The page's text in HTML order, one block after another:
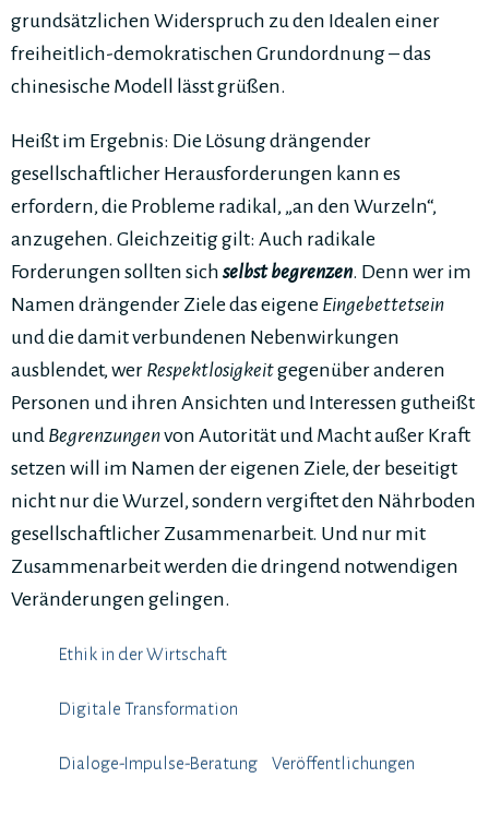
grundsätzlichen Widerspruch zu den Idealen einer
freiheitlich-demokratischen Grundordnung – das
chinesische Modell lässt grüßen.
Heißt im Ergebnis: Die Lösung drängender
gesellschaftlicher Herausforderungen kann es
erfordern, die Probleme radikal, „an den Wurzeln“,
anzugehen. Gleichzeitig gilt: Auch radikale
Forderungen sollten sich selbst begrenzen. Denn wer im
Namen drängender Ziele das eigene Eingebettetsein
und die damit verbundenen Nebenwirkungen
ausblendet, wer Respektlosigkeitgegenüber anderen
Personen und ihren Ansichten und Interessen gutheißt
und Begrenzungenvon Autorität und Macht außer Kraft
setzen will im Namen der eigenen Ziele, der beseitigt
nicht nur die Wurzel, sondern vergiftet den Nährboden
gesellschaftlicher Zusammenarbeit. Und nur mit
Zusammenarbeit werden die dringend notwendigen
Veränderungen gelingen.
Ethik in der Wirtschaft
Digitale Transformation
Dialoge-Impulse-Beratung Veröffentlichungen